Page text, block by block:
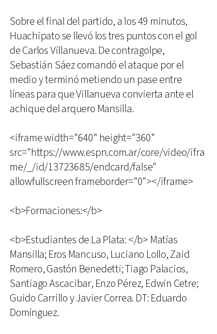
Sobre el final del partido, a los 49 minutos,
Huachipato se llevó los tres puntos con el gol
de Carlos Villanueva. De contragolpe,
Sebastián Sáez comandó el ataque por el
medio y terminó metiendo un pase entre
líneas para que Villanueva convierta ante el
achique del arquero Mansilla.
<iframe width="640" height="360"
src="https://www.espn.com.ar/core/video/ifra
me/_/id/13723685/endcard/false"
allowfullscreen frameborder="0"></iframe>
<b>Formaciones:</b>
<b>Estudiantes de La Plata: </b> Matías
Mansilla; Eros Mancuso, Luciano Lollo, Zaid
Romero, Gastón Benedetti; Tiago Palacios,
Santiago Ascacibar, Enzo Pérez, Edwin Cetre;
Guido Carrillo y Javier Correa. DT: Eduardo
Domínguez.